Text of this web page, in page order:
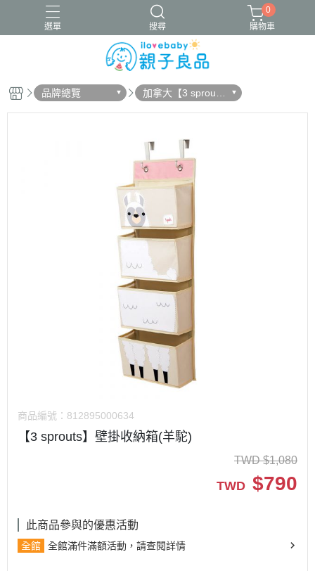
選單 搜尋
16吋腳踏車 ergobaby配件 寬口奶瓶
成長包巾卡片禮盒
0
購物車
品牌總覽
加拿大【3 sprout
s】
商品編號： 812895000634
【3 sprouts】壁掛收納箱(羊駝)
TWD $1,080
TWD $790
此商品參與的優惠活動
全館 全館滿件滿額活動，請查閱詳情